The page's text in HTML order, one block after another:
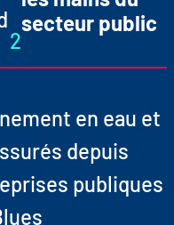
2
secteur public
en eau et
depuis
publiques